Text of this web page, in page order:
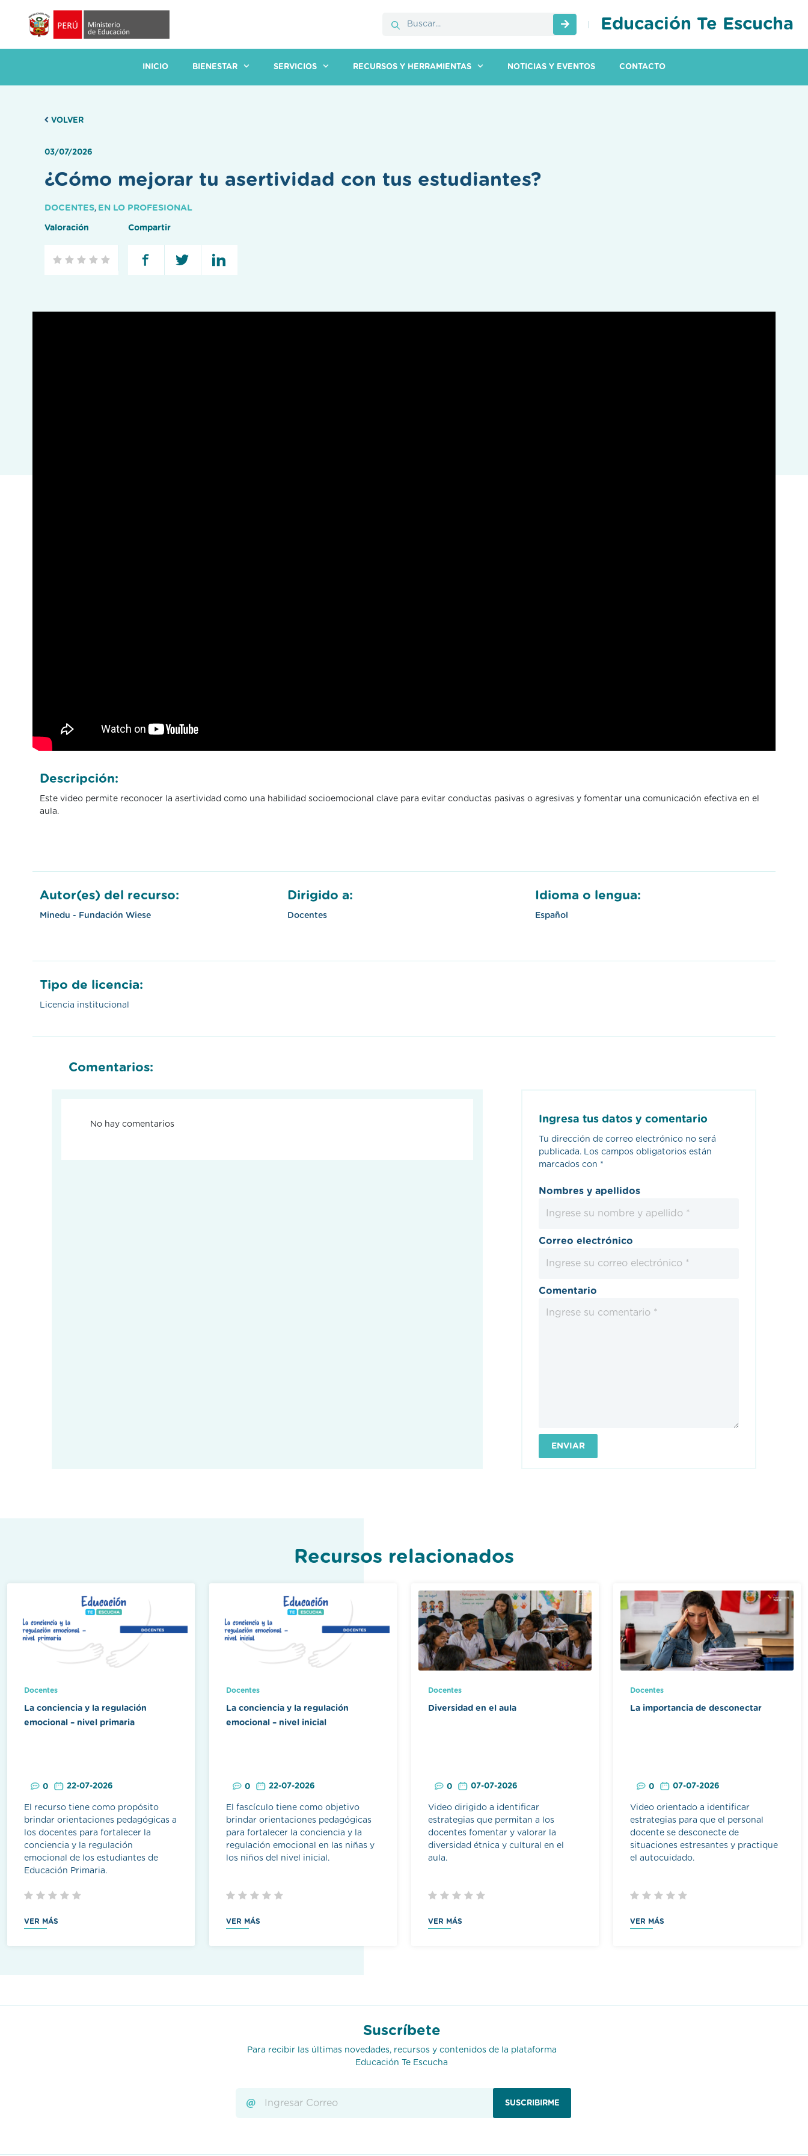
Educación Te Escucha
INICIO BIENESTAR SERVICIOS RECURSOS Y HERRAMIENTAS NOTICIAS Y EVENTOS CONTACTO
VOLVER
03/07/2026
¿Cómo mejorar tu asertividad con tus estudiantes?
DOCENTES, EN LO PROFESIONAL
Valoración Compartir
Descripción:
Este video permite reconocer la asertividad como una habilidad socioemocional clave para evitar conductas pasivas o agresivas y fomentar una comunicación efectiva en el
aula.
Autor(es) del recurso:
Minedu - Fundación Wiese
Dirigido a:
Docentes
Idioma o lengua:
Español
Tipo de licencia:
Licencia institucional
Comentarios:
No hay comentarios Ingresa tus datos y comentario
Tu dirección de correo electrónico no será
publicada.Los campos obligatorios están
marcados con *
Nombres y apellidos
Correo electrónico
Comentario
Recursos relacionados
Docentes
La conciencia y la regulación
emocional – nivel primaria
0 22-07-2026
El recurso tiene como propósito
brindar orientaciones pedagógicas a
los docentes para fortalecer la
conciencia y la regulación
emocional de los estudiantes de
Educación Primaria.
VER MÁS
Docentes
La conciencia y la regulación
emocional – nivel inicial
0 22-07-2026
El fascículo tiene como objetivo
brindar orientaciones pedagógicas
para fortalecer la conciencia y la
regulación emocional en las niñas y
los niños del nivel inicial.
VER MÁS
Docentes
Diversidad en el aula
0 07-07-2026
Video dirigido a identificar
estrategias que permitan a los
docentes fomentar y valorar la
diversidad étnica y cultural en el
aula.
VER MÁS
Docentes
La importancia de desconectar
0 07-07-2026
Video orientado a identificar
estrategias para que el personal
docente se desconecte de
situaciones estresantes y practique
el autocuidado.
VER MÁS
Suscríbete
Para recibir las últimas novedades, recursos y contenidos de la plataforma
Educación Te Escucha